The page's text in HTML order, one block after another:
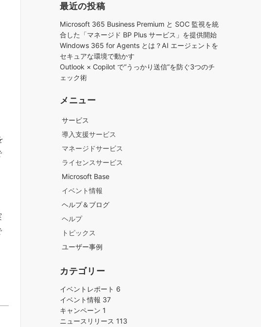
最近の投稿
Microsoft 365 Business Premium と SOC 監視を統
合した「マネージド BP Plus サービス」を提供開始
Windows 365 for Agents とは？AI エージェントを
セキュアな環境で動かす
Outlook × Copilot で“うっかり送信”を防ぐ3つのチ
ェック術​
メニュー
サービス
導入支援サービス
マネージドサービス
ライセンスサービス
Microsoft Base
イベント情報
ヘルプ＆ブログ
ヘルプ
トピックス
ユーザー事例
カテゴリー
イベントレポート 6
イベント情報 37
キャンペーン 1
ニュースリリース 113